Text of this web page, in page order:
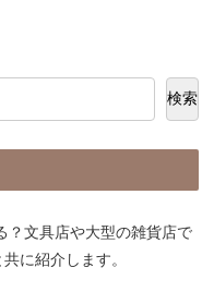
検索
？文具店や大型の雑貨店で
に紹介します。